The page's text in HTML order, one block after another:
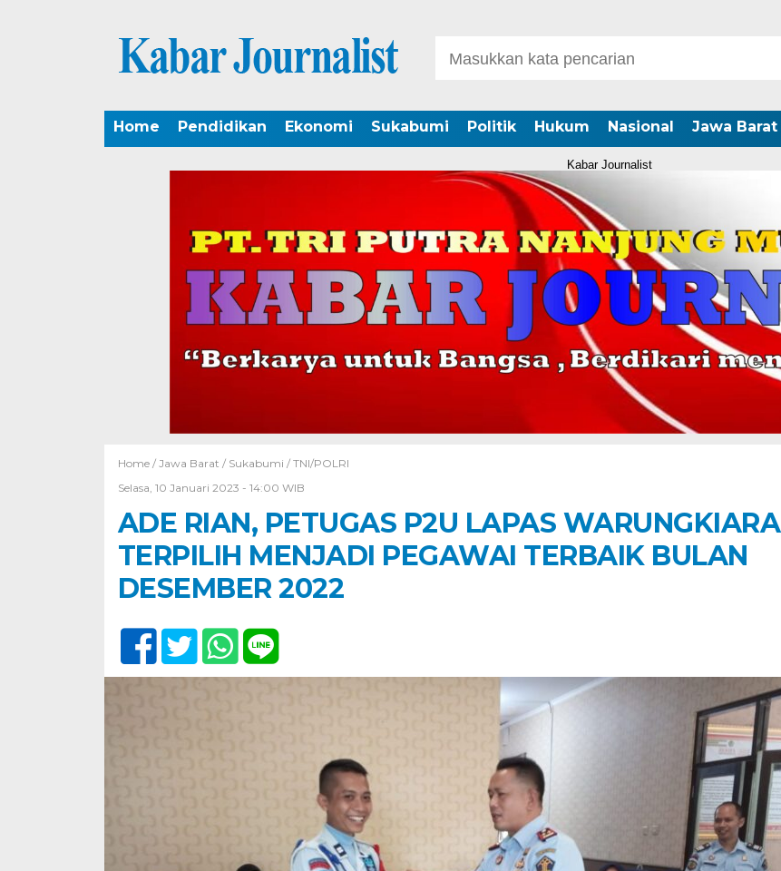
Home Pendidikan Ekonomi Sukabumi Politik Hukum Nasional Jawa Barat
Kabar Journalist
Home / Jawa Barat / Sukabumi / TNI/POLRI
Selasa, 10 Januari 2023 - 14:00 WIB
ADE RIAN, PETUGAS P2U LAPAS WARUNGKIARA
TERPILIH MENJADI PEGAWAI TERBAIK BULAN
DESEMBER 2022